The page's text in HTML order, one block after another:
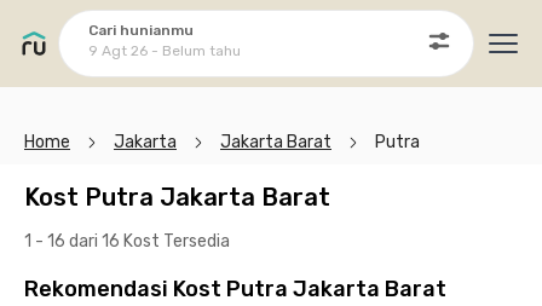
Cari hunianmu
9 Agt 26 - Belum tahu
Home Jakarta Jakarta Barat Putra
Kost Putra Jakarta Barat
1 - 16 dari 16 Kost Tersedia
Rekomendasi Kost Putra Jakarta Barat